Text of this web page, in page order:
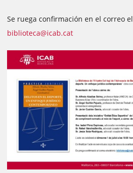
Se ruega confirmación en el correo
biblioteca@icab.cat